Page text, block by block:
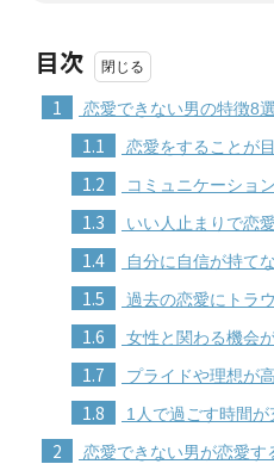
目次
1 恋愛できない男の特徴8選
1.1 恋愛をすることが
1.2 コミュニケーショ
1.3 いい人止まりで恋
1.4 自分に自信が持て
1.5 過去の恋愛にトラ
1.6 女性と関わる機会
1.7 プライドや理想が
1.8 1人で過ごす時間が
2 恋愛できない男が恋愛す